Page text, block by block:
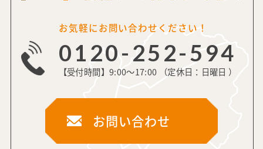
お気軽にお問い合わせください！
0120-252-594
【受付時間】9:00～17:00 （定休日：日曜日 ）
お問い合わせ